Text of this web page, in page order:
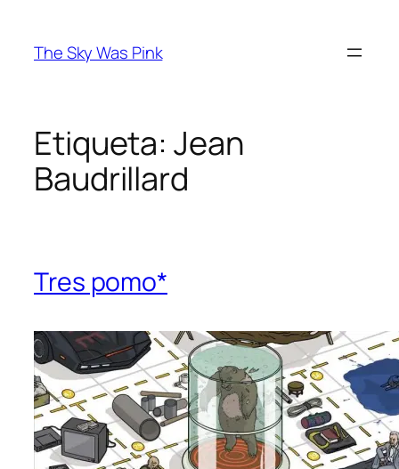
contenido
The Sky Was Pink
Etiqueta: Jean
Baudrillard
Tres pomo*